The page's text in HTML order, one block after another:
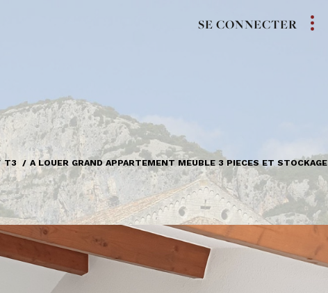
SE CONNECTER
T3 A LOUER GRAND APPARTEMENT MEUBLE 3 PIECES ET STOCKAGE